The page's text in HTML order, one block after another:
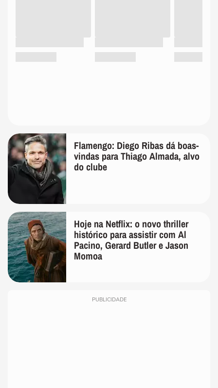
Flamengo: Diego Ribas dá boas-
vindas para Thiago Almada, alvo
do clube
Hoje na Netflix: o novo thriller
histórico para assistir com Al
Pacino, Gerard Butler e Jason
Momoa
PUBLICIDADE